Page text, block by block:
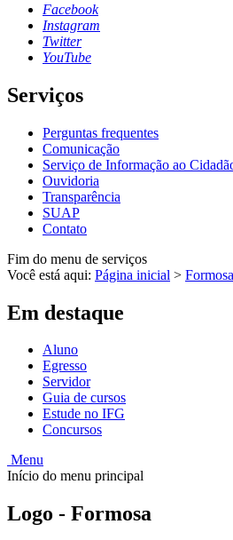
Facebook
Instagram
Twitter
YouTube
Serviços
Perguntas frequentes
Comunicação
Serviço de Informação ao
Ouvidoria
Transparência
SUAP
Contato
Fim do menu de serviços
Você está aqui: Página inicial > Formosa
Em destaque
Aluno
Egresso
Servidor
Guia de cursos
Estude no IFG
Concursos
Menu
Início do menu principal
Logo - Formosa